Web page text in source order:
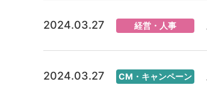
2024.03.27 経営・人事
2024.03.27 CM・キャンペーン